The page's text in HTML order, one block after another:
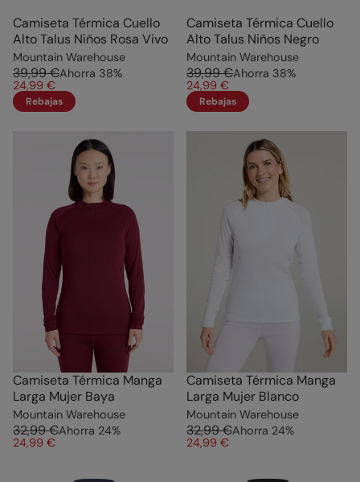
Camiseta Térmica Cuello
Alto Talus Niños Rosa Vivo
Mountain Warehouse
39,99 €Ahorra 38%
24,99 €
Rebajas
Camiseta Térmica Cuello
Alto Talus Niños Negro
Mountain Warehouse
39,99 €Ahorra 38%
24,99 €
Rebajas
Camiseta Térmica Manga
Larga Mujer Baya
Mountain Warehouse
32,99 €Ahorra 24%
24,99 €
Camiseta Térmica Manga
Larga Mujer Blanco
Mountain Warehouse
32,99 €Ahorra 24%
24,99 €